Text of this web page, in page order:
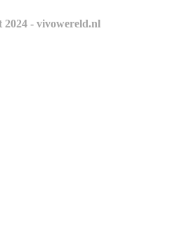
2024 - vivowereld.nl